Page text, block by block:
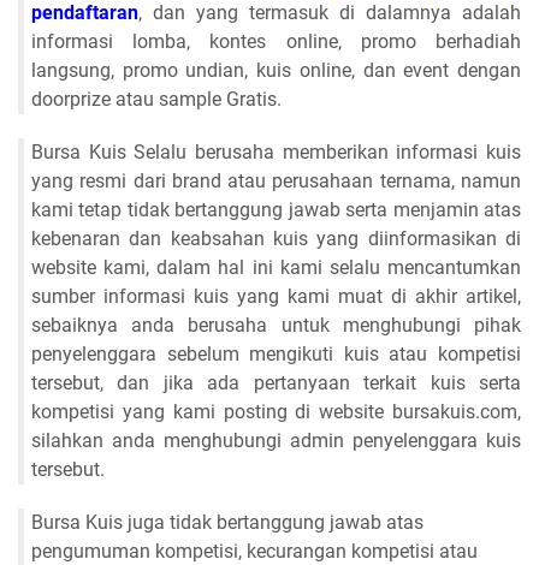
pendaftaran, dan yang termasuk di dalamnya adalah
informasi lomba, kontes online, promo berhadiah
langsung, promo undian, kuis online, dan event dengan
doorprize atau sample Gratis.
Bursa Kuis Selalu berusaha memberikan informasi kuis
yang resmi dari brand atau perusahaan ternama, namun
kami tetap tidak bertanggung jawab serta menjamin atas
kebenaran dan keabsahan kuis yang diinformasikan di
website kami, dalam hal ini kami selalu mencantumkan
sumber informasi kuis yang kami muat di akhir artikel,
sebaiknya anda berusaha untuk menghubungi pihak
penyelenggara sebelum mengikuti kuis atau kompetisi
tersebut, dan jika ada pertanyaan terkait kuis serta
kompetisi yang kami posting di website bursakuis.com,
silahkan anda menghubungi admin penyelenggara kuis
tersebut.
Bursa Kuis juga tidak bertanggung jawab atas
pengumuman kompetisi, kecurangan kompetisi atau